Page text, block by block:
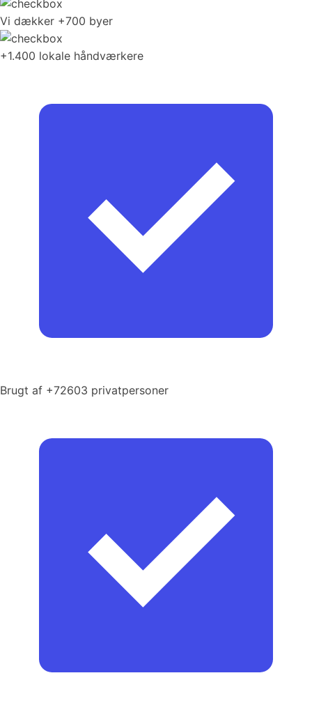
Vi dækker +700 byer
+1.400 lokale håndværkere
Brugt af +72603 privatpersoner